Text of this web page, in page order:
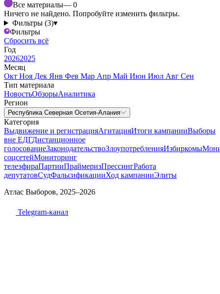
Все материалы— 0
Ничего не найдено. Попробуйте изменить фильтры.
Фильтры (3)▾
Фильтры
Сбросить всё
Год
20262025
Месяц
Окт Ноя Дек Янв Фев Мар Апр Май Июн Июл Авг Сен
Тип материала
НовостьОбзорыАналитика
Регион
Республика Северная Осетия-Алания
Категория
Выдвижение и регистрацияАгитацияИтоги кампанииВыборы
вне ЕДГДистанционное
голосованиеЗаконодательствоЗлоупотребленияИзбиркомы
соцсетейМониторинг
телеэфираПартииПраймеризПрессингРабота
депутатовСудФальсификацииХод кампанииЭлиты
Атлас Выборов, 2025–2026
Telegram-канал